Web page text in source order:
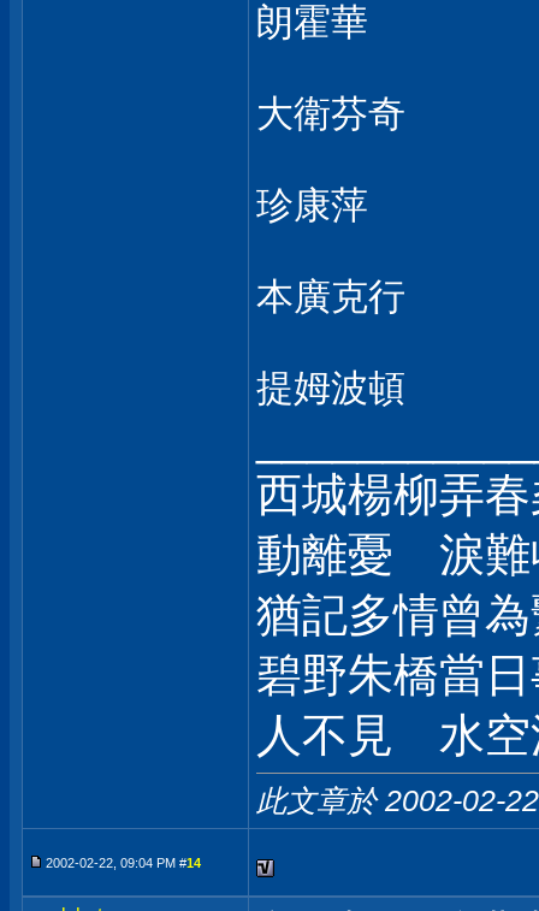
朗霍華
大衛芬奇
珍康萍
本廣克行
提姆波頓
西城楊柳弄
動離憂 淚難
猶記多情曾
碧野朱橋當
人不見 水空
此文章於 2002-02-
2002-02-22, 09:04 PM #14